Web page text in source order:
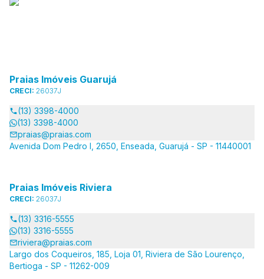
Praias Imóveis Guarujá
CRECI: 26037J
(13) 3398-4000
(13) 3398-4000
praias@praias.com
Avenida Dom Pedro I, 2650, Enseada, Guarujá - SP - 11440001
Praias Imóveis Riviera
CRECI: 26037J
(13) 3316-5555
(13) 3316-5555
riviera@praias.com
Largo dos Coqueiros, 185, Loja 01, Riviera de São Lourenço,
Bertioga - SP - 11262-009